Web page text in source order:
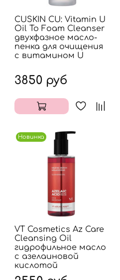
CUSKIN CU: Vitamin U
Oil To Foam Cleanser
двухфазное масло-
пенка для очищения
с витамином U
3850 руб
Новинка
VT Cosmetics Az Care
Cleansing Oil
гидрофильное масло
с азелаиновой
кислотой